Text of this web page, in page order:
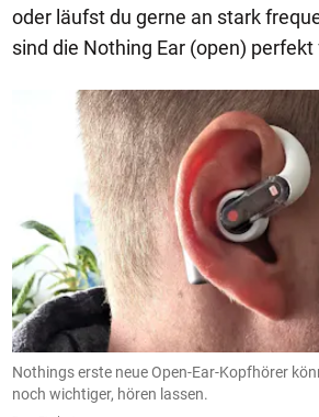
oder läufst du gerne an stark
sind die Nothing Ear (open) perfekt
Nothings erste neue Open-Ear-Kopfhörer
noch wichtiger, hören lassen.